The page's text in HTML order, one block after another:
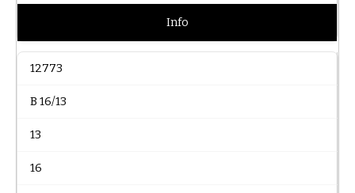
Info
12773
B 16/13
13
16